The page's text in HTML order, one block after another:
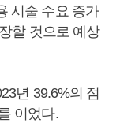
시술 수요 증가
할 것으로 예상
년 39.6%의 점
이었다.